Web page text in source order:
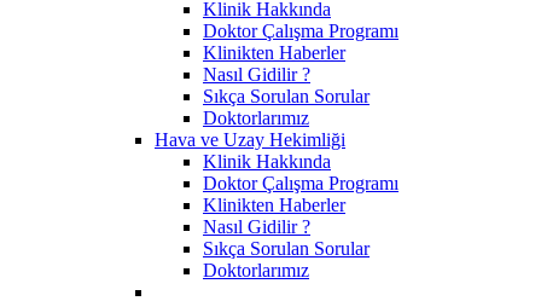
Klinik Hakkında
Doktor Çalışma Programı
Klinikten Haberler
Nasıl Gidilir ?
Sıkça Sorulan Sorular
Doktorlarımız
Hava ve Uzay Hekimliği
Klinik Hakkında
Doktor Çalışma Programı
Klinikten Haberler
Nasıl Gidilir ?
Sıkça Sorulan Sorular
Doktorlarımız